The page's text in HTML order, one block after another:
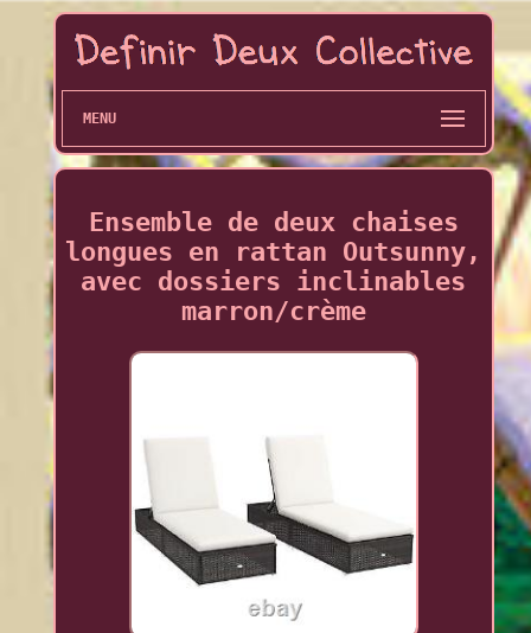
MENU
Ensemble de deux chaises
longues en rattan Outsunny,
avec dossiers inclinables
marron/crème